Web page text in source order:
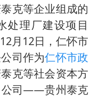
领导干部带头休假
温度计大楼”读数爆表
东方甄选被判赔偿江小白30万元
局 实干挑大梁
克等企业组成的
处理厂建设项目
月12日，仁怀市
司作为仁怀市政
克等社会资本方
公司——贵州泰克